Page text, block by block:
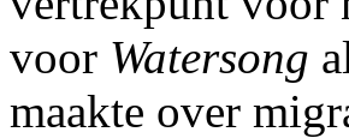
voor Watersong
maakte over